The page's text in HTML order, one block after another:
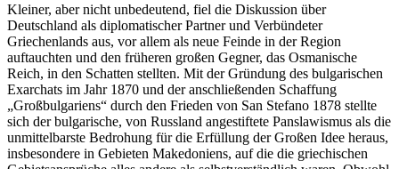
Kleiner, aber nicht unbedeutend, fiel die Diskussion über
Deutschland als diplomatischer Partner und Verbündeter
Griechenlands aus, vor allem als neue Feinde in der Region
auftauchten und den früheren großen Gegner, das Osmanische
Reich, in den Schatten stellten. Mit der Gründung des bulgarischen
Exarchats im Jahr 1870 und der anschließenden Schaffung
„Großbulgariens“ durch den Frieden von San Stefano 1878 stellte
sich der bulgarische, von Russland angestiftete Panslawismus als die
unmittelbarste Bedrohung für die Erfüllung der Großen Idee heraus,
insbesondere in Gebieten Makedoniens, auf die die griechischen